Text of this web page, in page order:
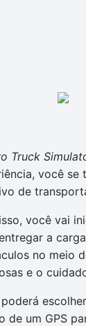
Truck
você se
de
você vai
a
no meio
e o
de um GPS